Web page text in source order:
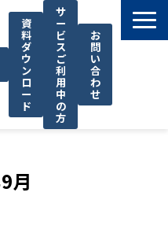
資
料
ダ
ウ
ン
ロ
ー
ド
サ
ー
ビ
ス
ご
利
用
中
の
方
お
問
い
合
わ
せ
る理由
月